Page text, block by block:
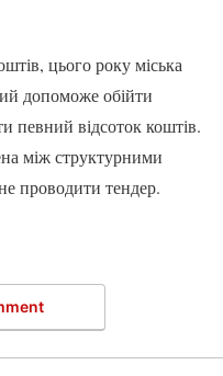
цього року міська
допоможе обійти
певний відсоток коштів.
між структурними
проводити тендер.